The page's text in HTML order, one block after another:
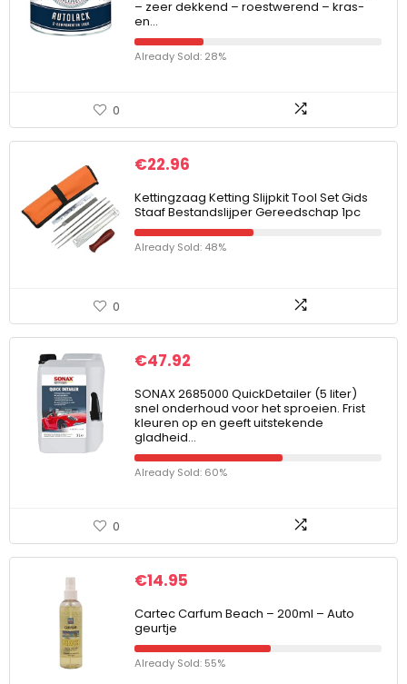
– zeer dekkend – roestwerend – kras-
en…
Already Sold: 28%
0
€22.96
Kettingzaag Ketting Slijpkit Tool Set Gids
Staaf Bestandslijper Gereedschap 1pc
Already Sold: 48%
0
€47.92
SONAX 2685000 QuickDetailer (5 liter)
snel onderhoud voor het sproeien. Frist
kleuren op en geeft uitstekende
gladheid…
Already Sold: 60%
0
€14.95
Cartec Carfum Beach – 200ml – Auto
geurtje
Already Sold: 55%